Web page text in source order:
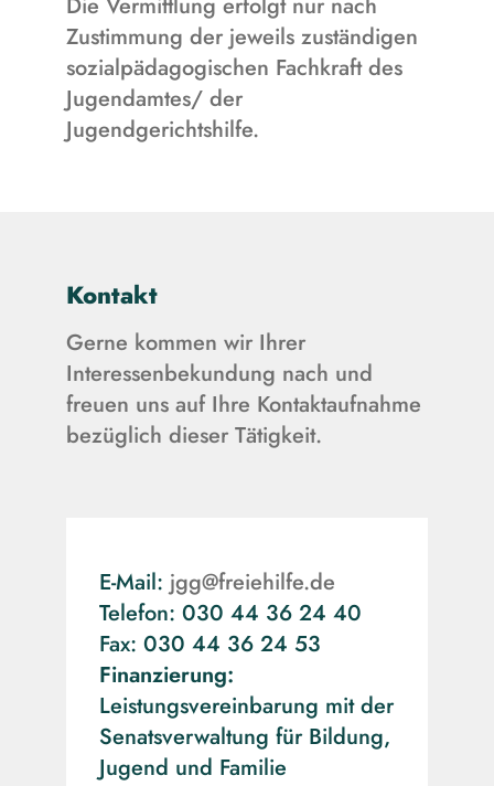
Zustimmung der jeweils zuständigen
sozialpädagogischen Fachkraft des
Jugendamtes/ der
Jugendgerichtshilfe.
Kontakt
Gerne kommen wir Ihrer
Interessenbekundung nach und
freuen uns auf Ihre Kontaktaufnahme
bezüglich dieser Tätigkeit.
E-Mail: jgg@freiehilfe.de
Telefon: 030 44 36 24 40
Fax: 030 44 36 24 53
Finanzierung:
Leistungsvereinbarung mit der
Senatsverwaltung für Bildung,
Jugend und Familie